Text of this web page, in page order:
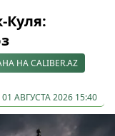
Куля:
НА CALIBER.AZ
01 АВГУСТА 2026 15:40